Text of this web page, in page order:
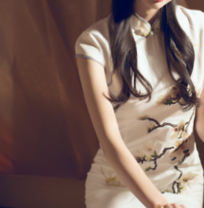
经典养生
与舒适的
会所，给您不一样的异域风情
伤快乐。